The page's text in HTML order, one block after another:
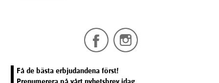
Få de bästa erbjudandena först!